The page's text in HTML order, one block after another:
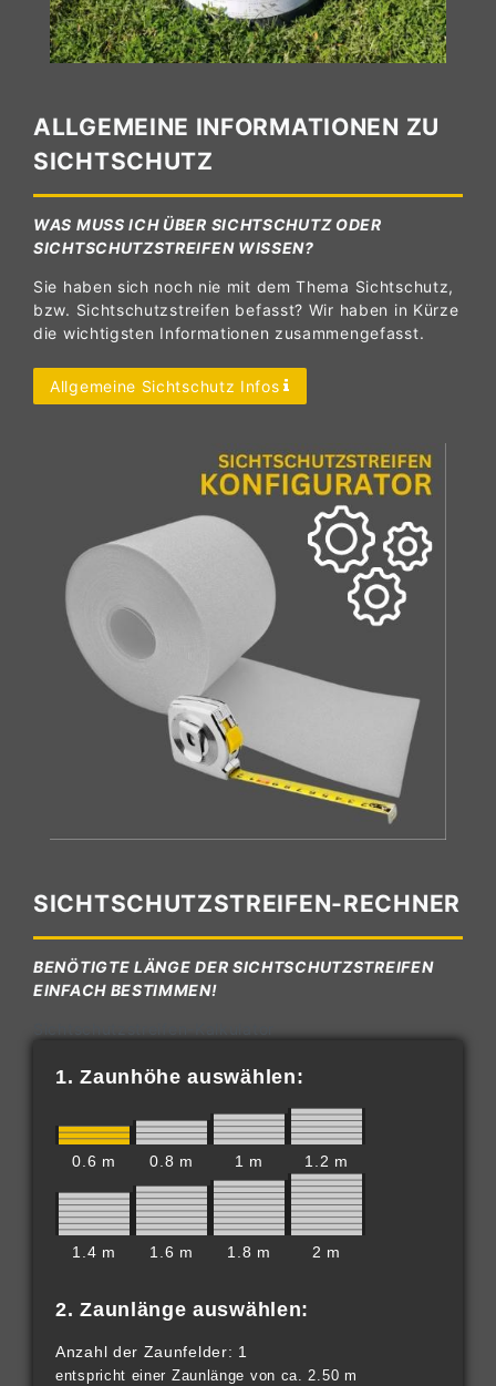
ALLGEMEINE INFORMATIONEN ZU
SICHTSCHUTZ
WAS MUSS ICH ÜBER SICHTSCHUTZ ODER
SICHTSCHUTZSTREIFEN WISSEN?
Sie haben sich noch nie mit dem Thema Sichtschutz,
bzw. Sichtschutzstreifen befasst? Wir haben in Kürze
die wichtigsten Informationen zusammengefasst.
Allgemeine Sichtschutz Infos
SICHTSCHUTZSTREIFEN-RECHNER
BENÖTIGTE LÄNGE DER SICHTSCHUTZSTREIFEN
EINFACH BESTIMMEN!
1. Zaunhöhe auswählen:
0.6 m 0.8 m 1 m 1.2 m
1.4 m 1.6 m 1.8 m 2 m
2. Zaunlänge auswählen:
Anzahl der Zaunfelder: 1
entspricht einer Zaunlänge von ca. 2.50 m